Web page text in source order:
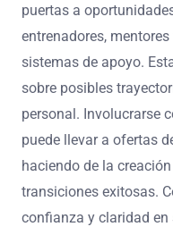
puertas a
entrenadores,
sistemas de apoyo.
sobre posibles
personal. Involucrarse
puede llevar a ofertas
haciendo de la
transiciones exitosas.
confianza y claridad